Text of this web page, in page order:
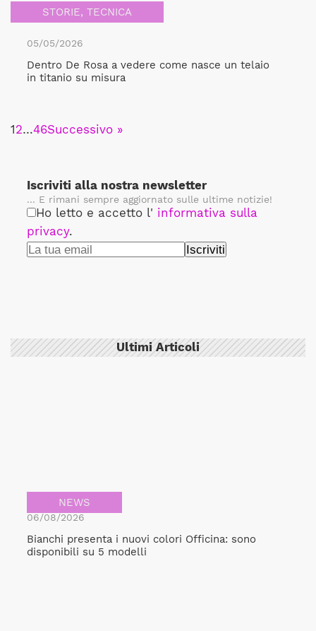
STORIE, TECNICA
05/05/2026
Dentro De Rosa a vedere come nasce un telaio
in titanio su misura
12…46Successivo »
Iscriviti alla nostra newsletter
... E rimani sempre aggiornato sulle ultime notizie!
Ho letto e accetto l' informativa sulla
privacy.
Ultimi Articoli
NEWS
06/08/2026
Bianchi presenta i nuovi colori Officina: sono
disponibili su 5 modelli